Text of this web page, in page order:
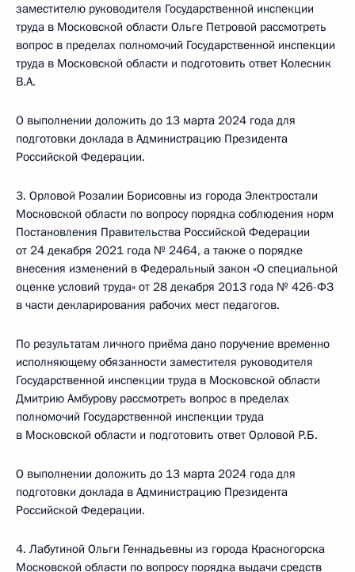
заместителю руководителя Государственной инспекции
труда в Московской области Ольге Петровой рассмотреть
вопрос в пределах полномочий Государственной инспекции
труда в Московской области и подготовить ответ Колесник
В.А.
О выполнении доложить до 13 марта 2024 года для
подготовки доклада в Администрацию Президента
Российской Федерации.
3. Орловой Розалии Борисовны из города Электростали
Московской области по вопросу порядка соблюдения норм
Постановления Правительства Российской Федерации
от 24 декабря 2021 года № 2464, а также о порядке
внесения изменений в Федеральный закон «О специальной
оценке условий труда» от 28 декабря 2013 года № 426-ФЗ
в части декларирования рабочих мест педагогов.
По результатам личного приёма дано поручение временно
исполняющему обязанности заместителя руководителя
Государственной инспекции труда в Московской области
Дмитрию Амбурову рассмотреть вопрос в пределах
полномочий Государственной инспекции труда
в Московской области и подготовить ответ Орловой Р.Б.
О выполнении доложить до 13 марта 2024 года для
подготовки доклада в Администрацию Президента
Российской Федерации.
4. Лабутиной Ольги Геннадьевны из города Красногорска
Московской области по вопросу порядка выдачи средств